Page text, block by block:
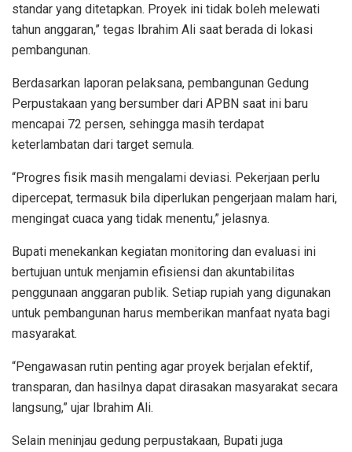
standar yang ditetapkan. Proyek ini tidak boleh melewati
tahun anggaran,” tegas Ibrahim Ali saat berada di lokasi
pembangunan.
Berdasarkan laporan pelaksana, pembangunan Gedung
Perpustakaan yang bersumber dari APBN saat ini baru
mencapai 72 persen, sehingga masih terdapat
keterlambatan dari target semula.
“Progres fisik masih mengalami deviasi. Pekerjaan perlu
dipercepat, termasuk bila diperlukan pengerjaan malam hari,
mengingat cuaca yang tidak menentu,” jelasnya.
Bupati menekankan kegiatan monitoring dan evaluasi ini
bertujuan untuk menjamin efisiensi dan akuntabilitas
penggunaan anggaran publik. Setiap rupiah yang digunakan
untuk pembangunan harus memberikan manfaat nyata bagi
masyarakat.
“Pengawasan rutin penting agar proyek berjalan efektif,
transparan, dan hasilnya dapat dirasakan masyarakat secara
langsung,” ujar Ibrahim Ali.
Selain meninjau gedung perpustakaan, Bupati juga